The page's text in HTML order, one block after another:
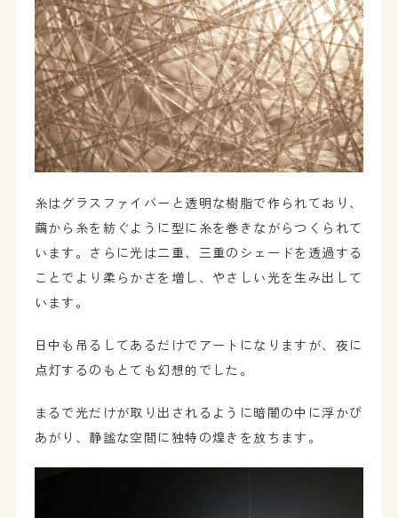
糸はグラスファイバーと透明な樹脂で作られており、
繭から糸を紡ぐように型に糸を巻きながらつくられて
います。さらに光は二重、三重のシェードを透過する
ことでより柔らかさを増し、やさしい光を生み出して
います。
日中も吊るしてあるだけでアートになりますが、夜に
点灯するのもとても幻想的でした。
まるで光だけが取り出されるように暗闇の中に浮かび
あがり、静謐な空間に独特の煌きを放ちます。